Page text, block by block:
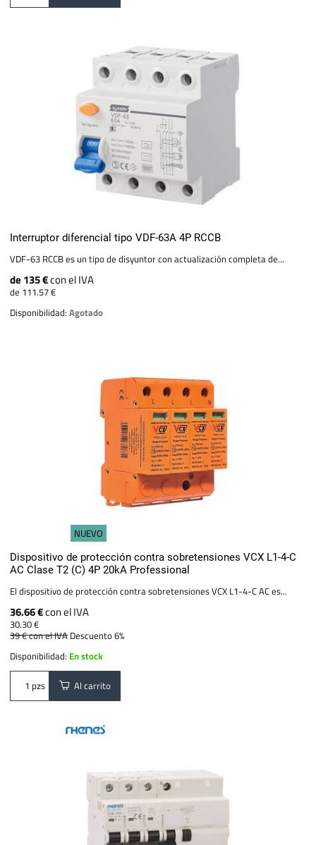
Interruptor diferencial tipo VDF-63A 4P RCCB
VDF-63 RCCB es un tipo de disyuntor con actualización completa de...
de 135 €con el IVA
de 111.57 €
Disponibilidad:Agotado
NUEVO
Dispositivo de protección contra sobretensiones VCX L1-4-C
AC Clase T2 (C) 4P 20kA Professional
El dispositivo de protección contra sobretensiones VCX L1-4-C AC es...
36.66 €con el IVA
30.30 €
39 €con el IVA Descuento 6%
Disponibilidad: En stock
pzs Al carrito